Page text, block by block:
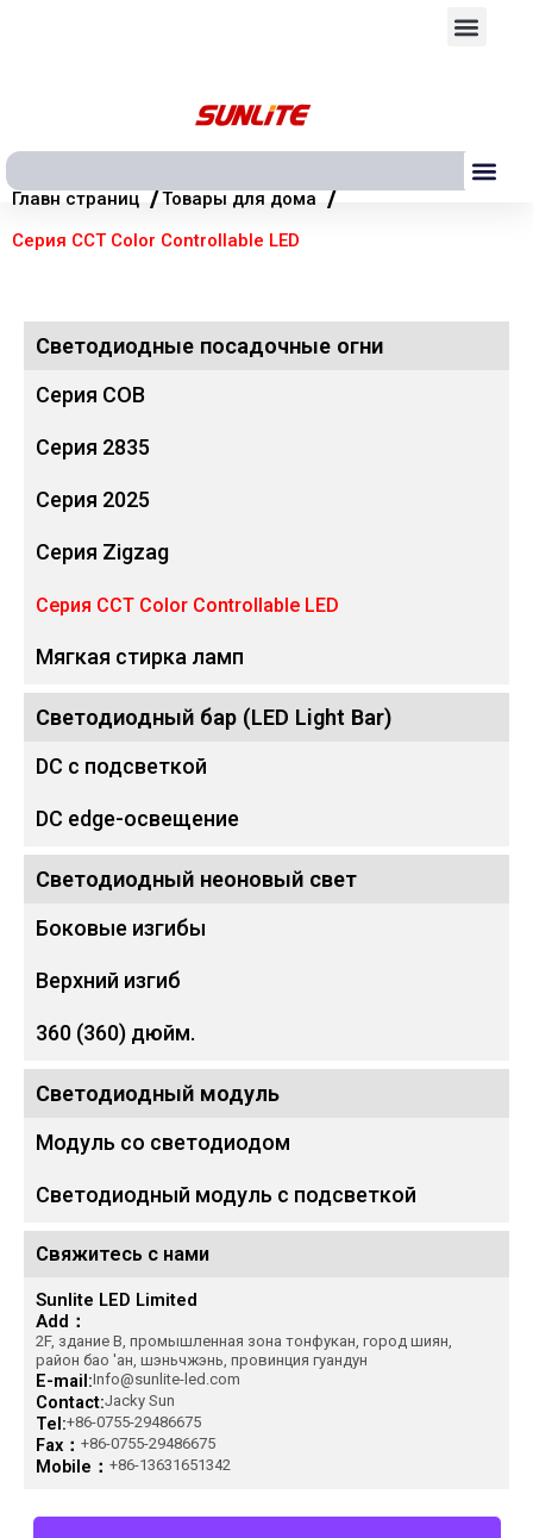
Главн страниц /Товары для дома /
Серия CCT Color Controllable LED
Светодиодные посадочные огни
Серия COB
Серия 2835
Серия 2025
Серия Zigzag
Серия CCT Color Controllable LED
Мягкая стирка ламп
Светодиодный бар (LED Light Bar)
DC с подсветкой
DC edge-освещение
Светодиодный неоновый свет
Боковые изгибы
Верхний изгиб
360 (360) дюйм.
Светодиодный модуль
Модуль со светодиодом
Светодиодный модуль с подсветкой
Свяжитесь с нами
Sunlite LED Limited
Add：
2F, здание B, промышленная зона тонфукан, город шиян,
район бао 'ан, шэньчжэнь, провинция гуандун
E-mail:Info@sunlite-led.com
Contact:Jacky Sun
Tel:+86-0755-29486675
Fax： +86-0755-29486675
Mobile： +86-13631651342